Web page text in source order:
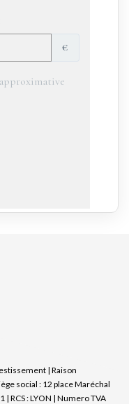
| Raison
social : 12 place Maréchal
RCS : LYON | Numero TVA